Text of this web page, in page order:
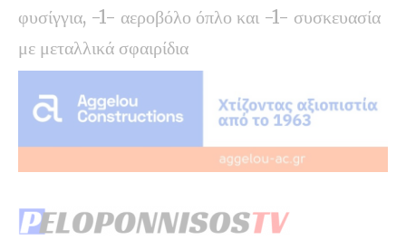
φυσίγγια, -1- αεροβόλο όπλο και -1- συσκευασία
με μεταλλικά σφαιρίδια